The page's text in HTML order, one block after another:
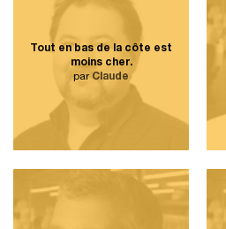
Tout en bas de la côte est
moins cher.
par Claude